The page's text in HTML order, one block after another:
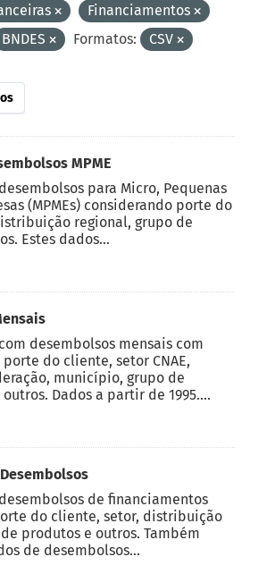
Financiamentos
BNDES Formatos:
CSV
MPME
para Micro, Pequenas
(MPMEs) considerando porte do
regional, grupo de
Estes dados...
desembolsos mensais com
do cliente, setor CNAE,
município, grupo de
Dados a partir de 1995....
de financiamentos
do cliente, setor, distribuição
produtos e outros. Também
de desembolsos...